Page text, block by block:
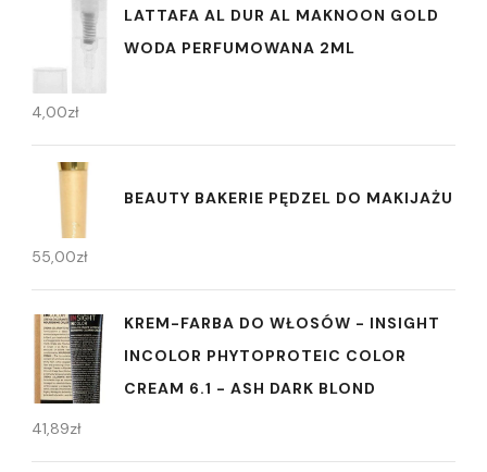
LATTAFA AL DUR AL MAKNOON GOLD
WODA PERFUMOWANA 2ML
4,00zł
BEAUTY BAKERIE PĘDZEL DO MAKIJAŻU
55,00zł
KREM-FARBA DO WŁOSÓW - INSIGHT
INCOLOR PHYTOPROTEIC COLOR
CREAM 6.1 - ASH DARK BLOND
41,89zł